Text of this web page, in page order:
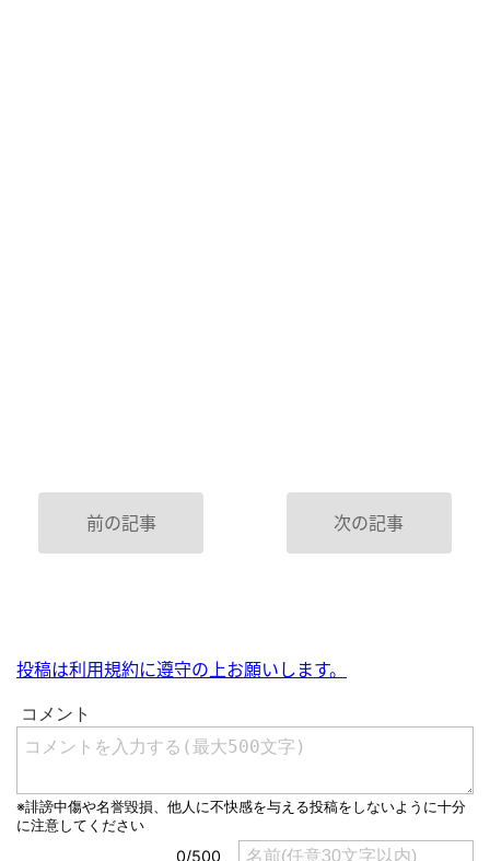
前の記事 次の記事
投稿は利用規約に遵守の上お願いします。